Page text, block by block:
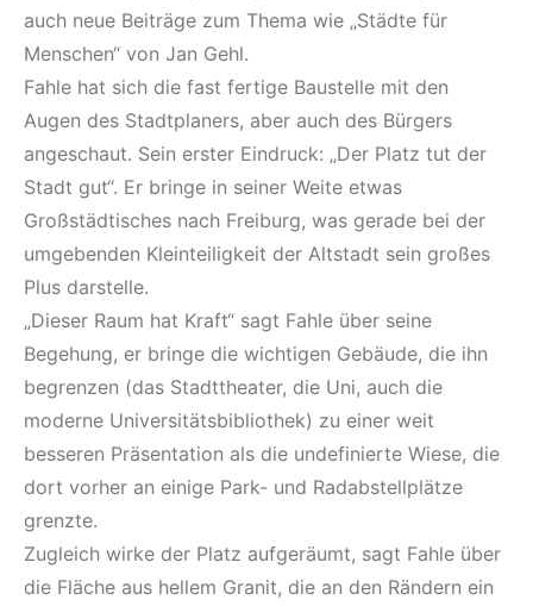
auch neue Beiträge zum Thema wie „Städte für
Menschen“ von Jan Gehl.
Fahle hat sich die fast fertige Baustelle mit den
Augen des Stadtplaners, aber auch des Bürgers
angeschaut. Sein erster Eindruck: „Der Platz tut der
Stadt gut“. Er bringe in seiner Weite etwas
Großstädtisches nach Freiburg, was gerade bei der
umgebenden Kleinteiligkeit der Altstadt sein großes
Plus darstelle.
„Dieser Raum hat Kraft“ sagt Fahle über seine
Begehung, er bringe die wichtigen Gebäude, die ihn
begrenzen (das Stadttheater, die Uni, auch die
moderne Universitätsbibliothek) zu einer weit
besseren Präsentation als die undefinierte Wiese, die
dort vorher an einige Park- und Radabstellplätze
grenzte.
Zugleich wirke der Platz aufgeräumt, sagt Fahle über
die Fläche aus hellem Granit, die an den Rändern ein